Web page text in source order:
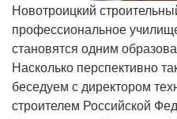
Новотроицкий
профессиональное
становятся одним
Насколько перспективно
беседуем с директором
строителем Российской